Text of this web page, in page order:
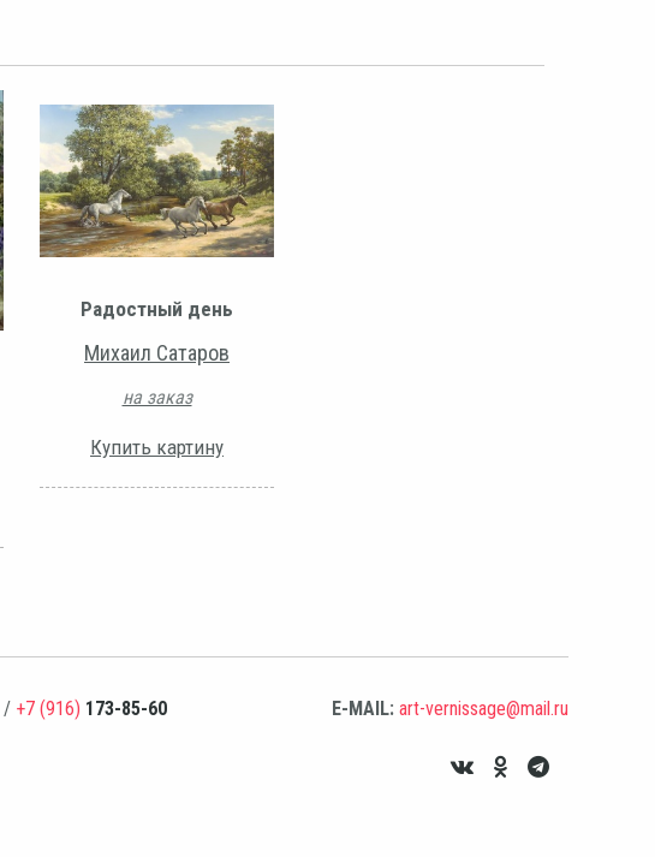
Радостный день
Михаил Сатаров
на заказ
Купить картину
/ +7 (916) 173-85-60 E-MAIL: art-vernissage@mail.ru